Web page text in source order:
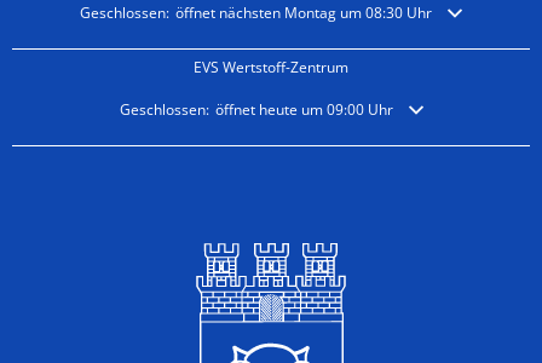
Klicken, um weitere Öffnungs- oder Schließzeiten auszublenden
Geschlossen: öffnet nächsten Montag um 08:30 Uhr
EVS Wertstoff-Zentrum
Klicken, um weitere Öffnungs- oder Schließzeiten
Geschlossen: öffnet heute um 09:00 Uhr